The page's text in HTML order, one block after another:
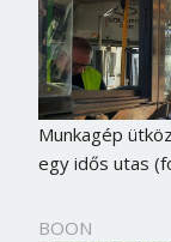
Munkagép
egy idős utas
BOON